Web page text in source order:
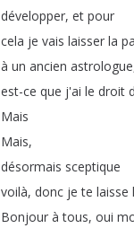
développer, et pour
cela je vais laisser la
à un ancien astrologue
est-ce que j'ai le droit
Mais
Mais,
désormais sceptique
voilà, donc je te laisse
Bonjour à tous, oui